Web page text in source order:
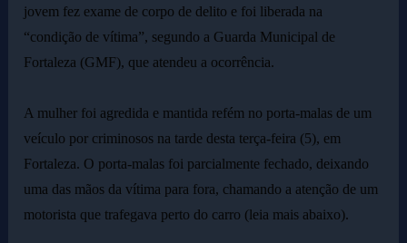
jovem fez exame de corpo de delito e foi liberada na
“condição de vítima”, segundo a Guarda Municipal de
Fortaleza (GMF), que atendeu a ocorrência.
A mulher foi agredida e mantida refém no porta-malas de um
veículo por criminosos na tarde desta terça-feira (5), em
Fortaleza. O porta-malas foi parcialmente fechado, deixando
uma das mãos da vítima para fora, chamando a atenção de um
motorista que trafegava perto do carro (leia mais abaixo).